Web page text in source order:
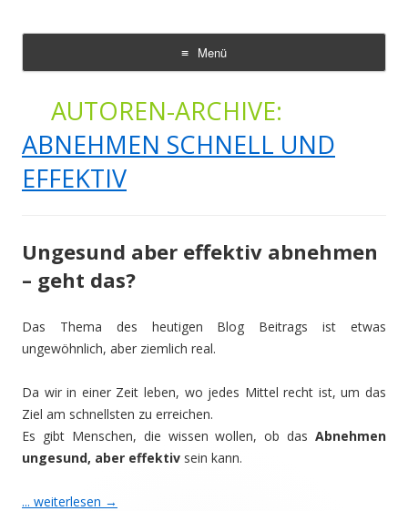
Menü
Zum
springenAUTOREN-ARCHIVE:
ABNEHMEN SCHNELL UND
EFFEKTIV
Ungesund aber effektiv abnehmen
– geht das?
Das Thema des heutigen Blog Beitrags ist etwas
ungewöhnlich, aber ziemlich real.
Da wir in einer Zeit leben, wo jedes Mittel recht ist, um das
Ziel am schnellsten zu erreichen.
Es gibt Menschen, die wissen wollen, ob das Abnehmen
ungesund, aber effektiv sein kann.
... weiterlesen →